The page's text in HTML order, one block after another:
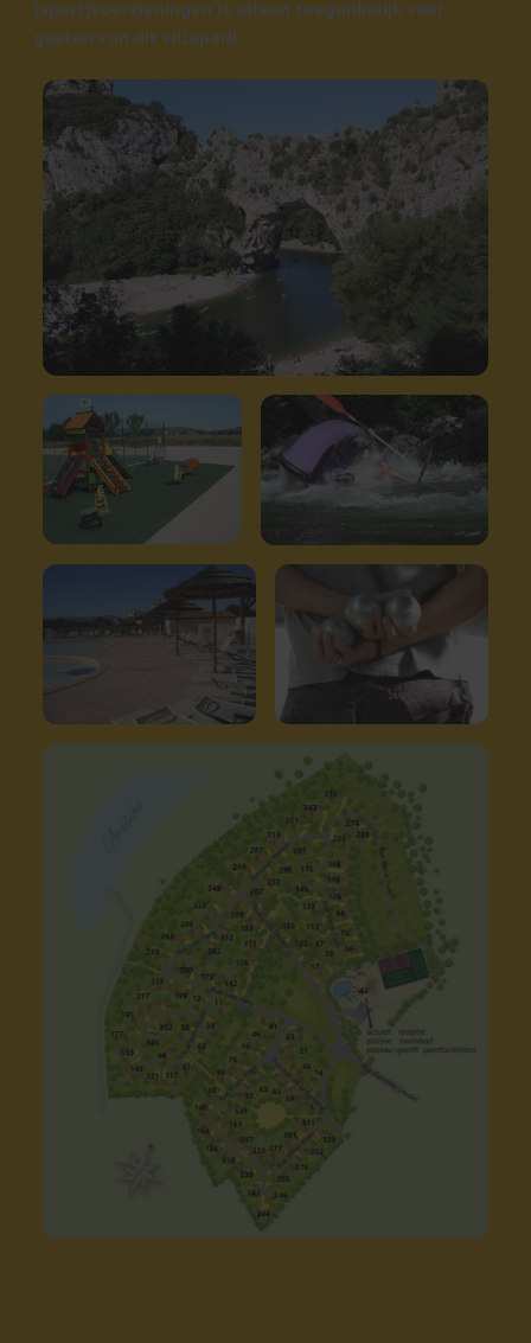
(sport)voorzieningen is alleen toegankelijk voor
gasten van dit villapark.